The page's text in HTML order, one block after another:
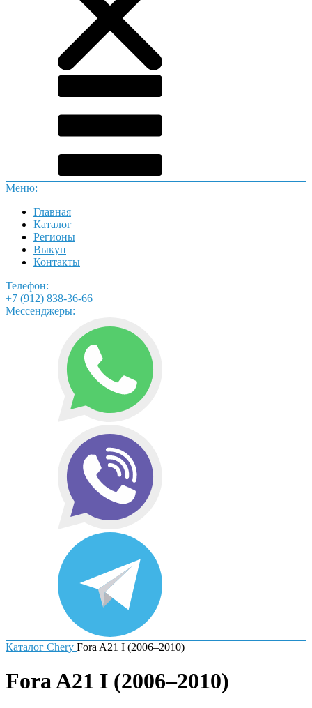
Меню:
Главная
Каталог
Регионы
Выкуп
Контакты
Телефон:
+7 (912) 838-36-66
Мессенджеры:
Каталог Chery Fora A21 I (2006–2010)
Fora A21 I (2006–2010)